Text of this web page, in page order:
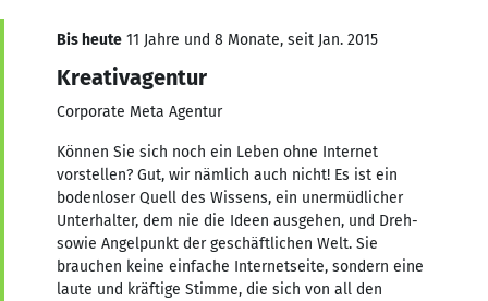
Bis heute 11 Jahre und 8 Monate, seit Jan. 2015
Kreativagentur
Corporate Meta Agentur
Können Sie sich noch ein Leben ohne Internet
vorstellen? Gut, wir nämlich auch nicht! Es ist ein
bodenloser Quell des Wissens, ein unermüdlicher
Unterhalter, dem nie die Ideen ausgehen, und Dreh-
sowie Angelpunkt der geschäftlichen Welt. Sie
brauchen keine einfache Internetseite, sondern eine
laute und kräftige Stimme, die sich von all den